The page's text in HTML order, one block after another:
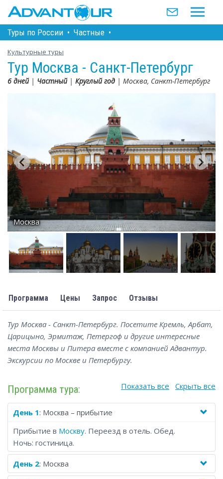
Туры по Росcии • Частные •
Культурные туры
Тур Москва - Санкт-Петербург
6 дней| Частный| Круглый год | Москва, Санкт-Петербург
Москва
Программа Цены Запрос Отзывы
Тур Москва - Санкт-Петербург. Посетите Кремль, Арбат,
Царицыно, Эрмитаж, Петергоф и другие интересные
места Москвы и Питера вместе с компанией Адвантур.
Экскурсии по Москве и Петербургу.
Программа тура: Показать все Скрыть все
День 1: Москва – прибытие
Прибытие в Москву. Переезд в отель. Обед.
Ночь: гостиница.
День 2: Москва